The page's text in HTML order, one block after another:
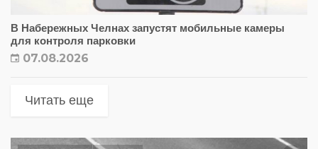
В Набережных Челнах запустят мобильные камеры
для контроля парковки
07.08.2026
Читать еще